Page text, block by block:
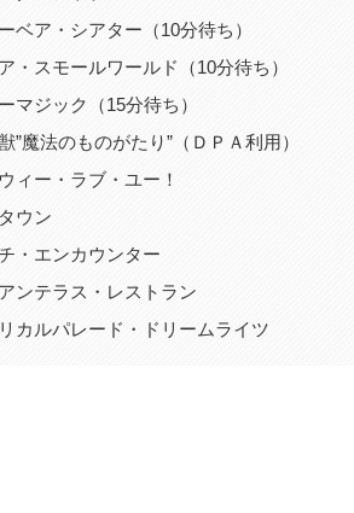
ア・シアター（10分待ち）
スモールワールド（10分待ち）
ジック（15分待ち）
魔法のものがたり”（ＤＰＡ利用）
ィー・ラブ・ユー！
ウン
・エンカウンター
ンテラス・レストラン
カルパレード・ドリームライツ